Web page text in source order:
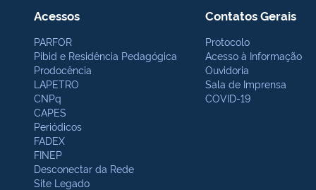
Acessos
PARFOR
Pibid e Residência Pedagógica
Prodocência
LAPETRO
CNPq
CAPES
Periódicos
FADEX
FINEP
Desconectar da Rede
Site Legado
Contatos Gerais
Protocolo
Acesso à Informação
Ouvidoria
Sala de Imprensa
COVID-19